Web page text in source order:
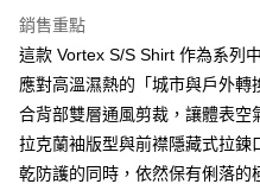
聯邦商業銀行
台新國際商業銀行
台灣樂天信用卡公司
悠遊付
ATM付款
運送方式
銷售重點
這款 Vortex S/S Shirt 作為系列
應對高溫濕熱的「城市與戶外
合背部雙層通風剪裁，讓體表
拉克蘭袖版型與前襟隱藏式拉
乾防護的同時，依然保有俐落的